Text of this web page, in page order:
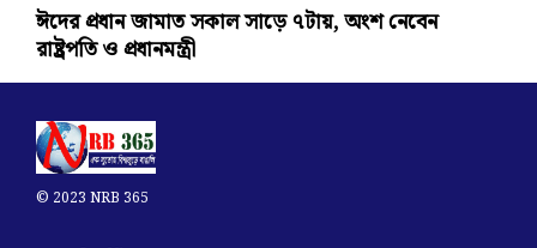
ঈদের প্রধান জামাত সকাল সাড়ে ৭টায়, অংশ নেবেন
রাষ্ট্রপতি ও প্রধানমন্ত্রী
© 2023 NRB 365